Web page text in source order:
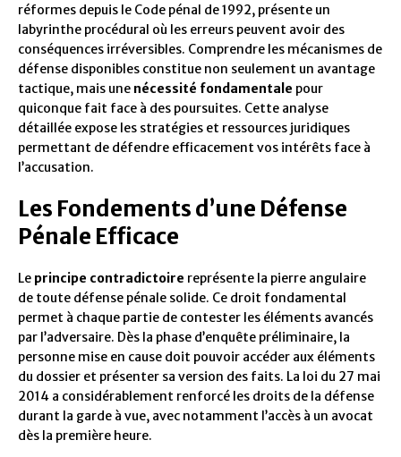
réformes depuis le Code pénal de 1992, présente un
labyrinthe procédural où les erreurs peuvent avoir des
conséquences irréversibles. Comprendre les mécanismes de
défense disponibles constitue non seulement un avantage
tactique, mais une nécessité fondamentale pour
quiconque fait face à des poursuites. Cette analyse
détaillée expose les stratégies et ressources juridiques
permettant de défendre efficacement vos intérêts face à
l’accusation.
Les Fondements d’une Défense
Pénale Efficace
Le principe contradictoire représente la pierre angulaire
de toute défense pénale solide. Ce droit fondamental
permet à chaque partie de contester les éléments avancés
par l’adversaire. Dès la phase d’enquête préliminaire, la
personne mise en cause doit pouvoir accéder aux éléments
du dossier et présenter sa version des faits. La loi du 27 mai
2014 a considérablement renforcé les droits de la défense
durant la garde à vue, avec notamment l’accès à un avocat
dès la première heure.